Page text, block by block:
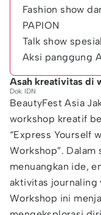
Fashion show
PAPION
Talk show
Aksi panggung
Asah kreativitas di
Dok. IDN
BeautyFest Asia
workshop kreatif
“Express Yourself
Workshop”.
menuangkan ide,
aktivitas journaling
Workshop ini